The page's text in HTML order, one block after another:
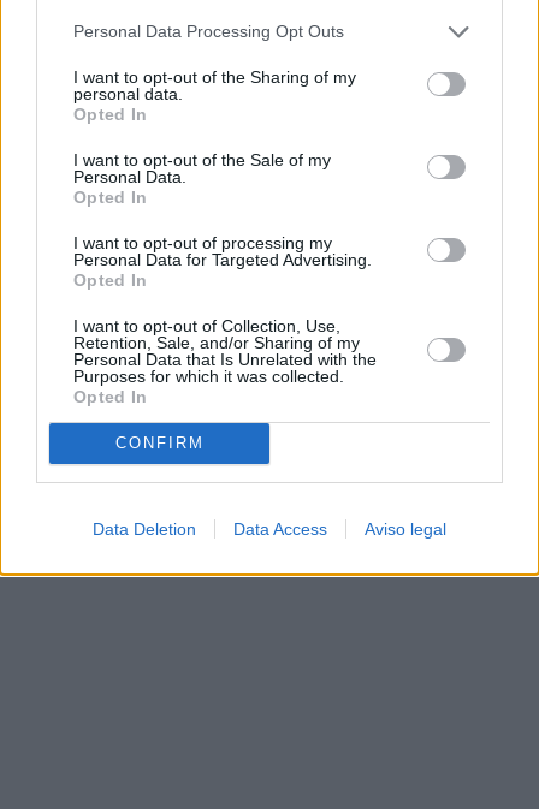
negar su consentimiento. Tenga en cuenta que algún
de su consentimiento, pero usted tiene el derecho de
rechazar tal procesamiento. Sus preferencias se aplicarán
cualquier momento entrando de nuevo en este sitio web o
visitando nuestra política de privacidad.
Personal Data Processing Opt Outs
I want to opt-out of the Sharing of my
personal data.
Opted In
I want to opt-out of the Sale of my
Personal Data.
Opted In
I want to opt-out of processing my
Personal Data for Targeted Advertising.
Opted In
I want to opt-out of Collection, Use,
Retention, Sale, and/or Sharing of my
Personal Data that Is Unrelated with the
Purposes for which it was collected.
Opted In
CONFIRM
Data Deletion Data Access Aviso legal